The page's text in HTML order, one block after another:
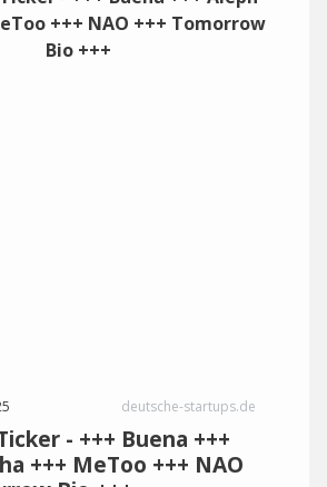
deutsche-startups.de
- +++ Buena +++
+++ MeToo +++ NAO